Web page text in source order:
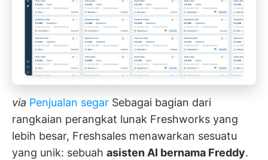
via Penjualan segar Sebagai bagian dari
rangkaian perangkat lunak Freshworks yang
lebih besar, Freshsales menawarkan sesuatu
yang unik: sebuah asisten AI bernama Freddy.